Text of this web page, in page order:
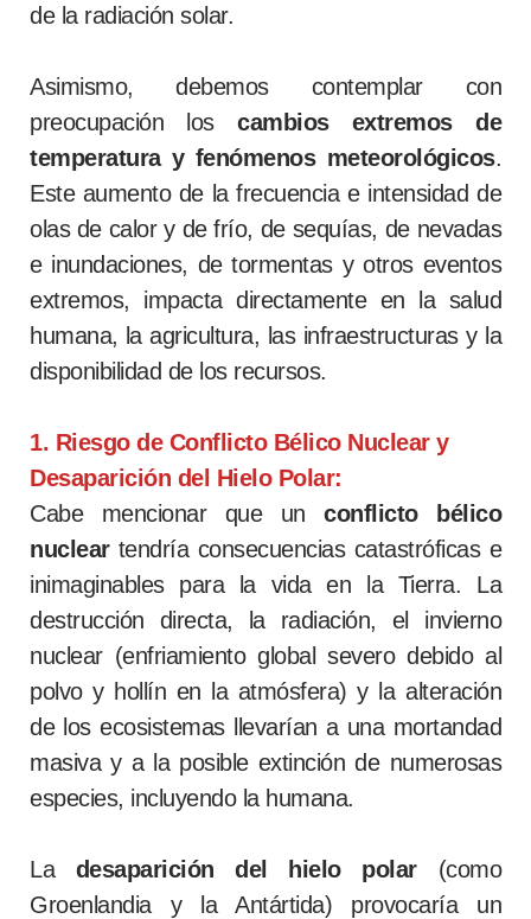
de la radiación solar.
Asimismo, debemos contemplar con
preocupación los cambios extremos de
temperatura y fenómenos meteorológicos.
Este aumento de la frecuencia e intensidad de
olas de calor y de frío, de sequías, de nevadas
e inundaciones, de tormentas y otros eventos
extremos, impacta directamente en la salud
humana, la agricultura, las infraestructuras y la
disponibilidad de los recursos.
1. Riesgo de Conflicto Bélico Nuclear y
Desaparición del Hielo Polar:
Cabe mencionar que un conflicto bélico
nucleartendría consecuencias catastróficas e
inimaginables para la vida en la Tierra. La
destrucción directa, la radiación, el invierno
nuclear (enfriamiento global severo debido al
polvo y hollín en la atmósfera) y la alteración
de los ecosistemas llevarían a una mortandad
masiva y a la posible extinción de numerosas
especies, incluyendo la humana.
La desaparición del hielo polar(como
Groenlandia y la Antártida) provocaría un